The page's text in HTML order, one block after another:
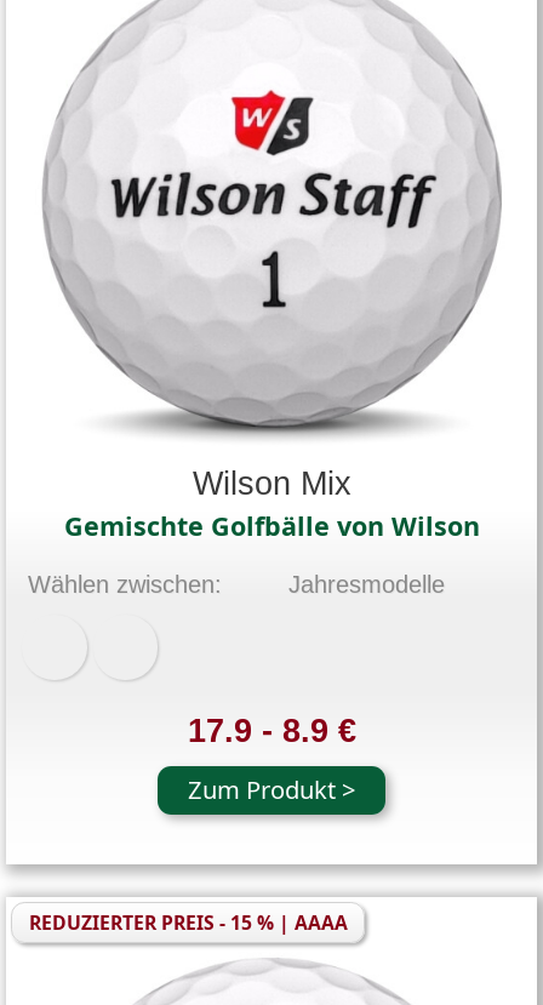
Wilson Mix
Gemischte Golfbälle von Wilson
Wählen zwischen: Jahresmodelle
17.9 - 8.9 €
Zum Produkt >
REDUZIERTER PREIS - 15 % | AAAA